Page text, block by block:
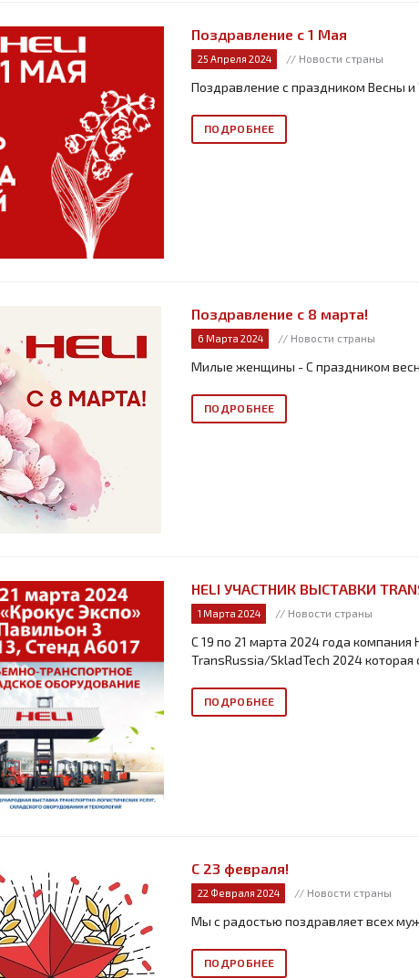
Поздравление с 1 Мая
25 Апреля 2024 // Новости страны
Поздравление с праздником Весны и
ПОДРОБНЕЕ
Поздравление с 8 марта!
6 Марта 2024 // Новости страны
Милые женщины - С праздником
ПОДРОБНЕЕ
HELI УЧАСТНИК ВЫСТАВКИ
1 Марта 2024 // Новости страны
С 19 по 21 марта 2024 года компания
TransRussia/SkladTech 2024 которая
ПОДРОБНЕЕ
С 23 февраля!
22 Февраля 2024 // Новости страны
Мы с радостью поздравляет всех
ПОДРОБНЕЕ